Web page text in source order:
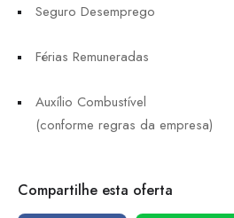
Seguro Desemprego
Férias Remuneradas
Auxílio Combustível
(conforme regras da empresa)
Compartilhe esta oferta